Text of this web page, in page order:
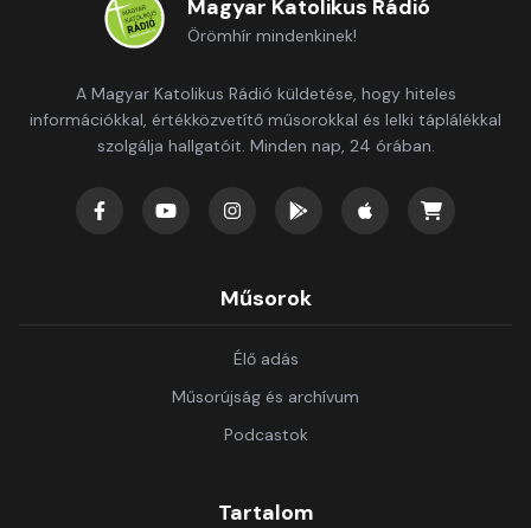
Magyar Katolikus Rádió
Örömhír mindenkinek!
A Magyar Katolikus Rádió küldetése, hogy hiteles
információkkal, értékközvetítő műsorokkal és lelki táplálékkal
szolgálja hallgatóit. Minden nap, 24 órában.
Műsorok
Élő adás
Műsorújság és archívum
Podcastok
Tartalom